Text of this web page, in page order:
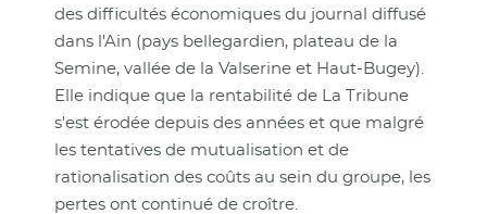
des difficultés économiques du journal diffusé
dans l'Ain (pays bellegardien, plateau de la
Semine, vallée de la Valserine et Haut-Bugey).
Elle indique que la rentabilité de La Tribune
s'est érodée depuis des années et que malgré
les tentatives de mutualisation et de
rationalisation des coûts au sein du groupe, les
pertes ont continué de croître.